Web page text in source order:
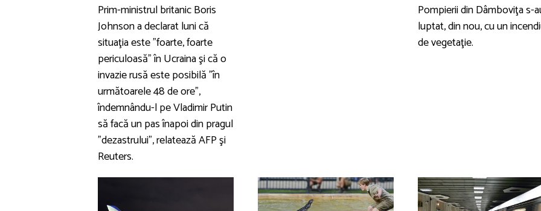
Prim-ministrul britanic Boris
Johnson a declarat luni că
situaţia este "foarte, foarte
periculoasă" în Ucraina şi că o
invazie rusă este posibilă "în
următoarele 48 de ore",
îndemnându-l pe Vladimir Putin
să facă un pas înapoi din pragul
"dezastrului", relatează AFP şi
Reuters.
Pompierii din Dâmboviţa s-
luptat, din nou, cu un
de vegetaţie.